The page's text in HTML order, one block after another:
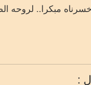
خسرناه مبكرا.. لروحه
: